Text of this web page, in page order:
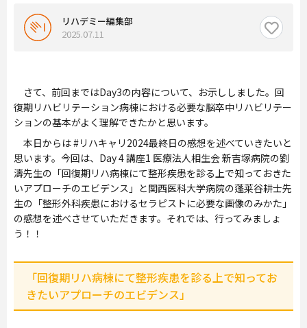
リハデミー編集部
2025.07.11
さて、前回まではDay3の内容について、お示ししました。回
復期リハビリテーション病棟における必要な脳卒中リハビリテー
ションの基本がよく理解できたかと思います。
本日からは #リハキャリ2024最終日の感想を述べていきたいと
思います。今回は、Day 4 講座1 医療法人相生会 新吉塚病院の劉
濤先生の「回復期リハ病棟にて整形疾患を診る上で知っておきた
いアプローチのエビデンス」と関西医科大学病院の蓬莱谷耕士先
生の「整形外科疾患におけるセラピストに必要な画像のみかた」
の感想を述べさせていただきます。それでは、行ってみましょ
う！！
「回復期リハ病棟にて整形疾患を診る上で知ってお
きたいアプローチのエビデンス」